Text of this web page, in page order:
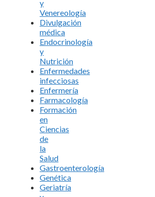
y
Venereología
Divulgación
médica
Endocrinología
y
Nutrición
Enfermedades
infecciosas
Enfermería
Farmacología
Formación
en
Ciencias
de
la
Salud
Gastroenterología
Genética
Geriatría